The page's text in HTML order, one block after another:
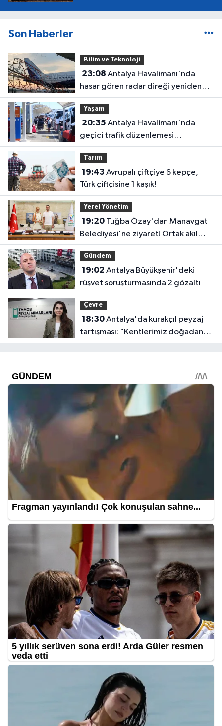
Son Haberler
Bilim ve Teknoloji
23:08
hasar gören radar direği yeniden
hizmette
Yaşam
20:35
geçici trafik düzenlemesi
uygulanacak! Yolculara uyarı
Tarım
19:43
Türk çiftçisine 1 kaşık!
Yerel Yönetim
19:20Tuğba Özay'dan Manavgat
Belediyesi'ne ziyaret! Ortak akıl
sürecine destek verdi
Gündem
19:02
rüşvet soruşturmasında 2 gözaltı
Çevre
18:30Antalya'da kurakçıl peyzaj
tartışması: "Kentlerimiz doğadan
koparılıyor"